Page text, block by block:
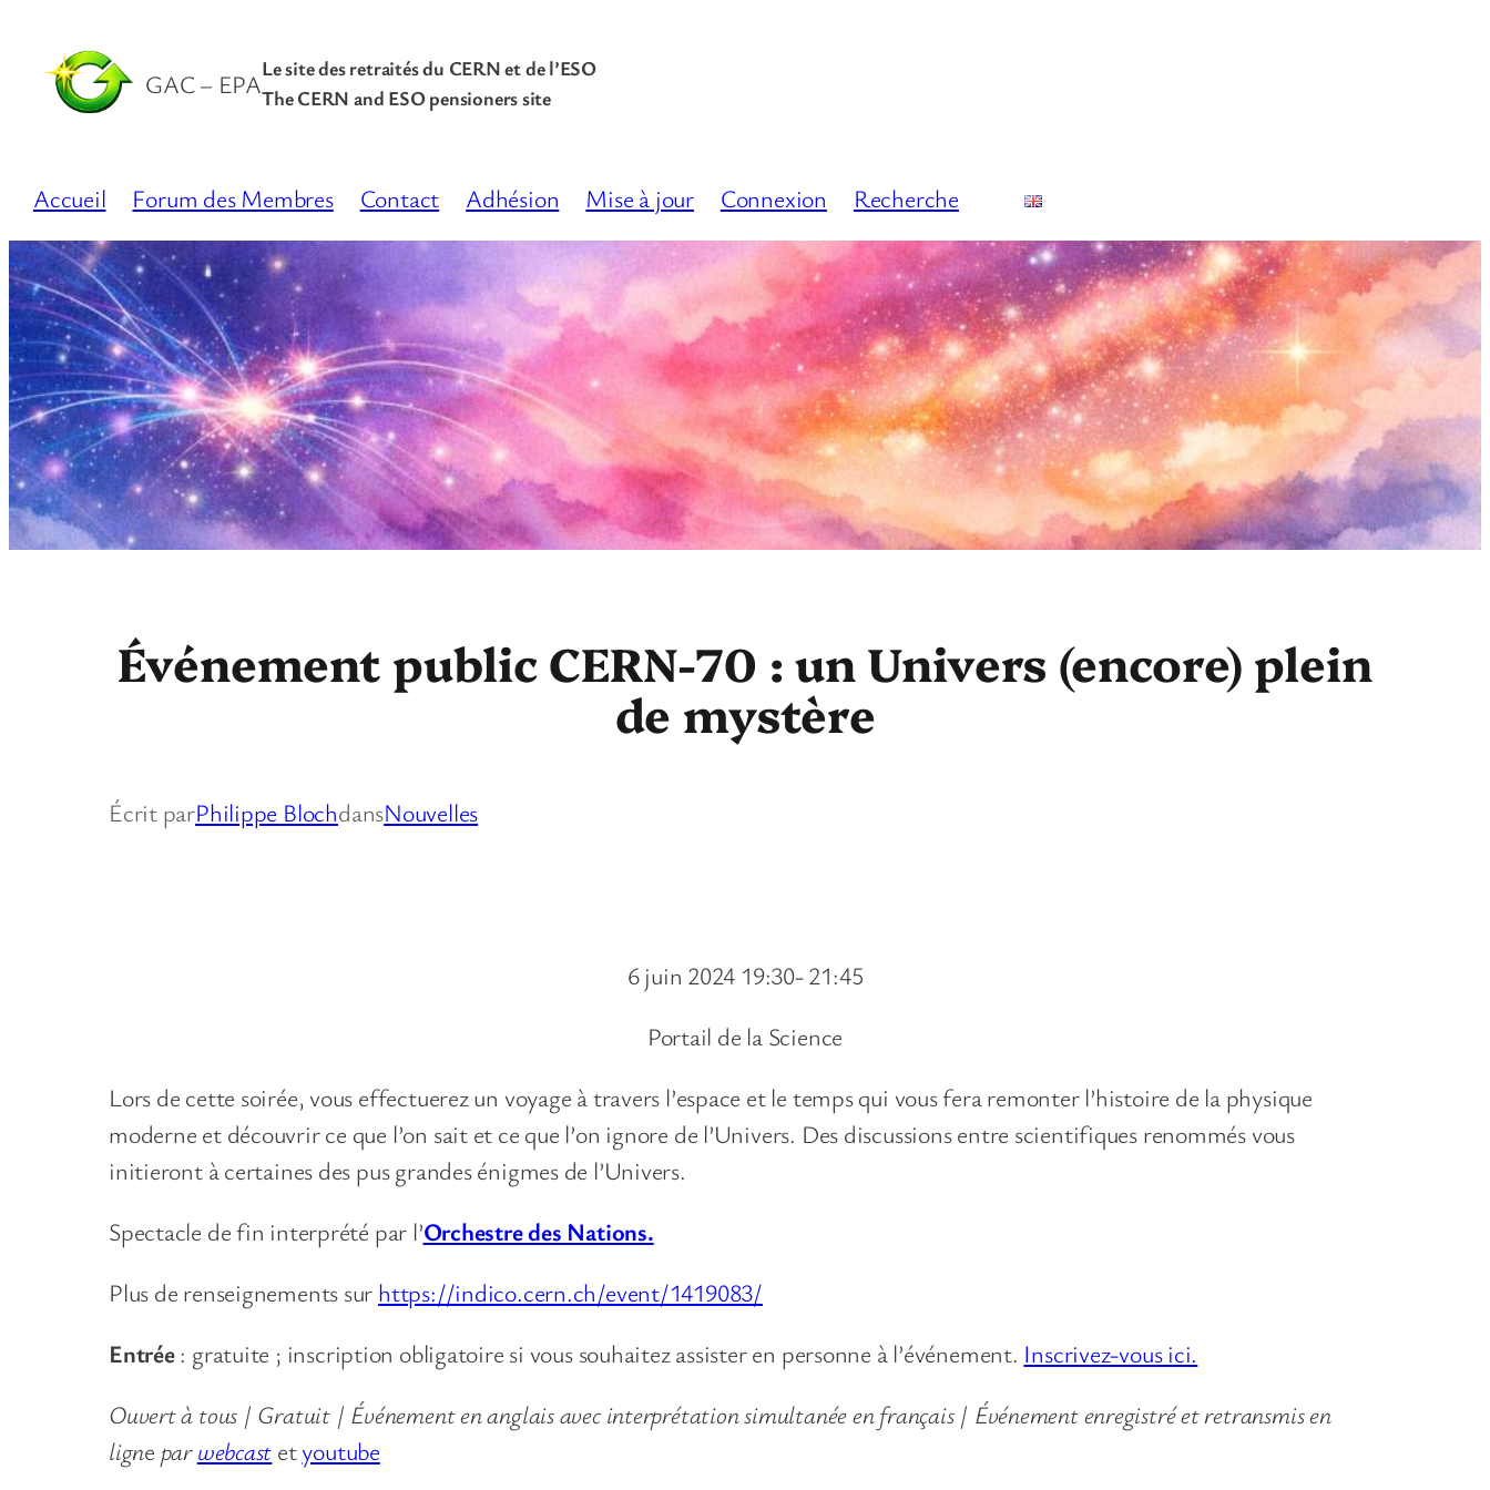
GAC – EPALe site des retraités du CERN et de l’ESO
The CERN and ESO pensioners site
Accueil Forum des Membres Contact Adhésion Mise à jour Connexion Recherche
Événement public CERN-70 : un Univers (encore) plein
de mystère
Écrit parPhilippe BlochdansNouvelles
6 juin 2024 19:30- 21:45
Portail de la Science
Lors de cette soirée, vous effectuerez un voyage à travers l’espace et le temps qui vous fera remonter l’histoire de la physique
moderne et découvrir ce que l’on sait et ce que l’on ignore de l’Univers. Des discussions entre scientifiques renommés vous
initieront à certaines des pus grandes énigmes de l’Univers.
Spectacle de fin interprété par l’Orchestre des Nations.
Plus de renseignements sur https://indico.cern.ch/event/1419083/
Entrée: gratuite ; inscription obligatoire si vous souhaitez assister en personne à l’événement. Inscrivez-vous ici.
Ouvert à tous | Gratuit | Événement en anglais avec interprétation simultanée en français | Événement enregistré et retransmis en
ligne parwebcast etyoutube